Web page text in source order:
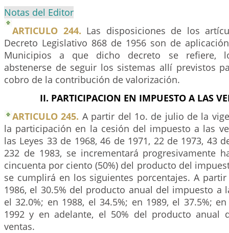
Notas del Editor
ARTICULO 244. Las disposiciones de los
Decreto Legislativo 868 de 1956 son de
Municipios a que dicho decreto se refiere,
abstenerse de seguir los sistemas allí previstos
cobro de la contribución de valorización.
II. PARTICIPACION EN IMPUESTO A LAS
ARTICULO 245. A partir del 1o. de julio de la
la participación en la cesión del impuesto a las
las Leyes 33 de 1968, 46 de 1971, 22 de 1973, 43
232 de 1983, se incrementará progresivamente
cincuenta por ciento (50%) del producto del
se cumplirá en los siguientes porcentajes. A
1986, el 30.5% del producto anual del impuesto a
el 32.0%; en 1988, el 34.5%; en 1989, el 37.5%;
1992 y en adelante, el 50% del producto anual
ventas.